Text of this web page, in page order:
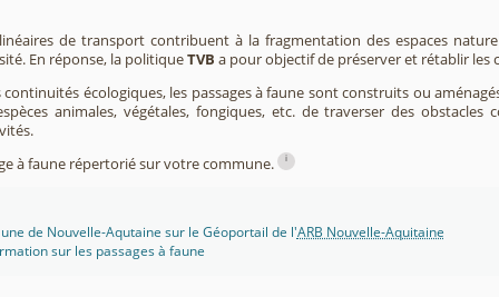
de transport contribuent à la fragmentation des espaces
En réponse, la politiqueTVB a pour objectif de préserver et rétablir les
écologiques, les passages à faune sont construits ou
animales, végétales, fongiques, etc. de traverser des
à faune répertorié sur votre commune.
i
de Nouvelle-Aqutaine sur le Géoportail de l'ARB Nouvelle-Aquitaine
sur les passages à faune